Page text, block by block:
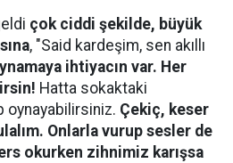
çok ciddi şekilde, büyük
, "Said kardeşim, sen akıllı
ihtiyacın var. Her
Hatta sokaktaki
oynayabilirsiniz. Çekiç, keser
Onlarla vurup sesler de
okurken zihnimiz karışsa